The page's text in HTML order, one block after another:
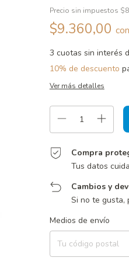
Precio sin impuestos
$9.360,00 con
3 cuotas sin interés
10% de descuento
Ver más detalles
Compra
Tus datos
Cambios y
Si no te gusta,
Entregas para el CP:
Medios de envío